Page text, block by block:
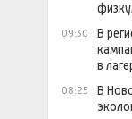
09:30
В
в
08:25
В